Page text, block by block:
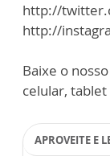
http://
http://
Baixe o
celular, tablet
APROVEITE E